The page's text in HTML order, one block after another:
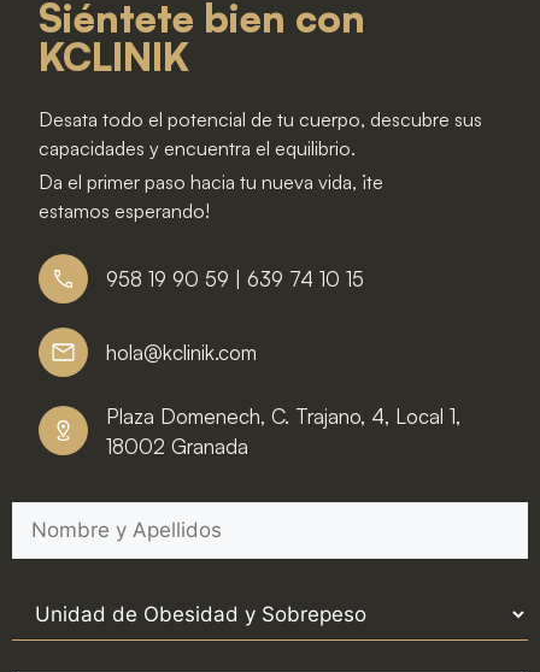
Siéntete bien con
KCLINIK
Desata todo el potencial de tu cuerpo, descubre sus
capacidades y encuentra el equilibrio.
Da el primer paso hacia tu nueva vida, ¡te
estamos esperando!
958 19 90 59 | 639 74 10 15
hola@kclinik.com
Plaza Domenech, C. Trajano, 4, Local 1,
18002 Granada